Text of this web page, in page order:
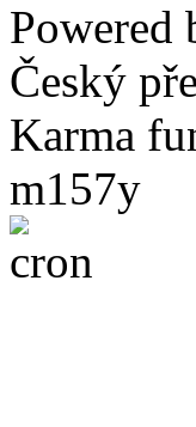
Powered
Český
Karma
m157y